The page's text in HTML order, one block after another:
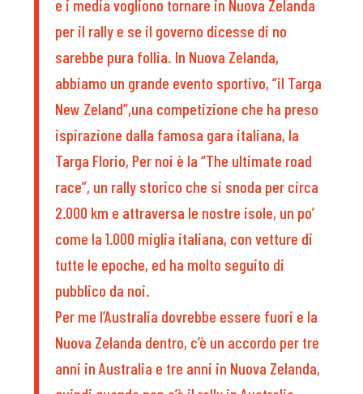
e i media vogliono tornare in Nuova Zelanda
per il rally e se il governo dicesse di no
sarebbe pura follia. In Nuova Zelanda,
abbiamo un grande evento sportivo, “il Targa
New Zeland”,una competizione che ha preso
ispirazione dalla famosa gara italiana, la
Targa Florio, Per noi è la “The ultimate road
race”, un rally storico che si snoda per circa
2.000 km e attraversa le nostre isole, un po’
come la 1.000 miglia italiana, con vetture di
tutte le epoche, ed ha molto seguito di
pubblico da noi.
Per me l’Australia dovrebbe essere fuori e la
Nuova Zelanda dentro, c’è un accordo per tre
anni in Australia e tre anni in Nuova Zelanda,